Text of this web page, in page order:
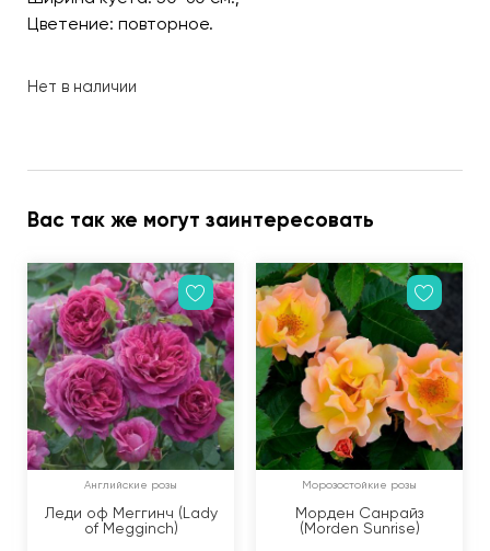
Цветение: повторное.
Нет в наличии
Вас так же могут заинтересовать
Английские розы
Леди оф Меггинч (Lady
of Megginch)
Морозостойкие розы
Морден Санрайз
(Morden Sunrise)